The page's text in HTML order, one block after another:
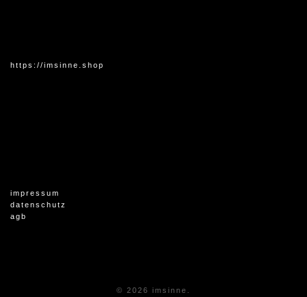
https://imsinne.shop
impressum
datenschutz
agb
© 2026 imsinne.